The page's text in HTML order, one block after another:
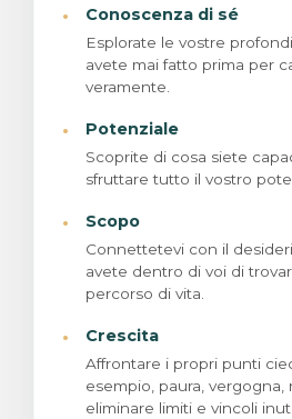
· Conoscenza di sé
Esplorate le vostre
avete mai fatto prima per
veramente.
· Potenziale
Scoprite di cosa siete
sfruttare tutto il vostro
· Scopo
Connettetevi con il
avete dentro di voi di
percorso di vita.
· Crescita
Affrontare i propri punti
esempio, paura, vergogna,
eliminare limiti e vincoli